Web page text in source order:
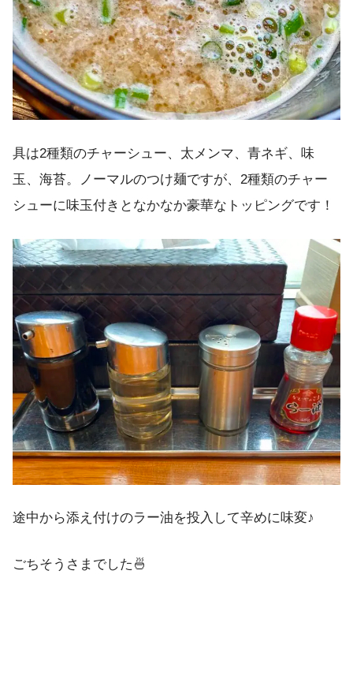
具は2種類のチャーシュー、太メンマ、青ネギ、味
玉、海苔。ノーマルのつけ麺ですが、2種類のチャー
シューに味玉付きとなかなか豪華なトッピングです！
途中から添え付けのラー油を投入して辛めに味変♪
ごちそうさまでした🍜